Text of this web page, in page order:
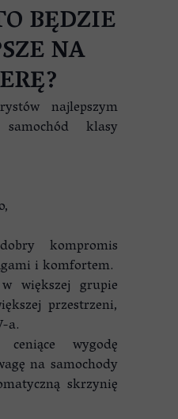
BĘDZIE
NA
najlepszym
klasy
kompromis
i komfortem.
większej grupie
przestrzeni,
a.
wygodę
na samochody
skrzynię